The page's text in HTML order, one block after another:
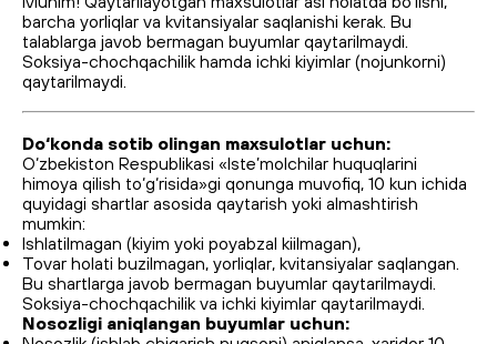
barcha yorliqlar va kvitansiyalar saqlanishi kerak. Bu
talablarga javob bermagan buyumlar qaytarilmaydi.
Soksiya-chochqachilik hamda ichki kiyimlar (nojunkorni)
qaytarilmaydi.
Do‘konda sotib olingan maxsulotlar uchun:
O‘zbekiston Respublikasi «Iste’molchilar huquqlarini
himoya qilish to‘g‘risida»gi qonunga muvofiq, 10 kun ichida
quyidagi shartlar asosida qaytarish yoki almashtirish
mumkin:
Ishlatilmagan (kiyim yoki poyabzal kiilmagan),
Tovar holati buzilmagan, yorliqlar, kvitansiyalar saqlangan.
Bu shartlarga javob bermagan buyumlar qaytarilmaydi.
Soksiya-chochqachilik va ichki kiyimlar qaytarilmaydi.
Nosozligi aniqlangan buyumlar uchun: